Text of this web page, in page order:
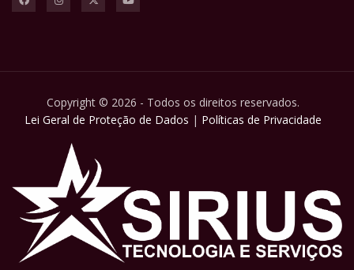
Copyright © 2026 - Todos os direitos reservados.
Lei Geral de Proteção de Dados | Políticas de Privacidade